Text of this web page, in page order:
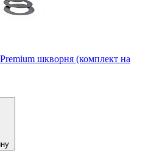
шкворня (комплект на